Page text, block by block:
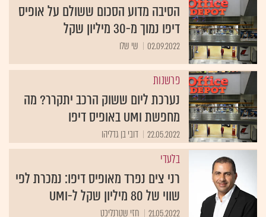
הסיבה מדוע הסכום ששולם על אופיס
דיפו נמוך מ-30 מיליון שקל
02.09.2022 שי שלו
פרשנות
נערכת ליום ששוק הרכב יתקרר? מה
מחפשת UMI באופיס דיפו
22.05.2022 דובי בן גדליהו
בלעדי
רני צים נפרד מאופיס דיפו: נמכרת לפי
שווי של 80 מיליון שקל ל-UMI
21.05.2022 חזי שטרנליכט